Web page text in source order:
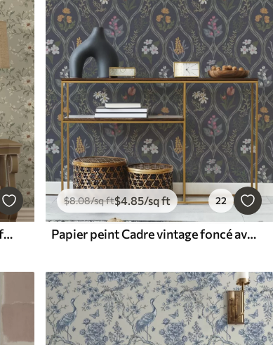
Papier peint Fleurs blanches avec feuilles frétillantes sur fond clair
$8.08/sq ft$4.85/sq ft 22
Papier peint Cadre vintage foncé avec des fleurs de jardin colorées